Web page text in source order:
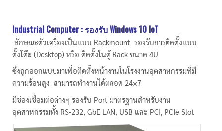
Industrial Computer : รองรับWindows 10 IoT
ลักษณะตัวเครื่องเป็นแบบ Rackmount รองรับการติดตั้งแบบ
ตั้งโต๊ะ (Desktop) หรือ ติดตั้งในตู้ Rack ขนาด 4U
ซึ่งถูกออกแบบมาเพื่อติดตั้งหน้างานในโรงงานอุตสาหกรรมที่มี
ความร้อนสูง สามารถทำงานได้ตลอด 24×7
มีช่องเชื่อมต่อต่างๆ รองรับ Port มาตรฐานสำหรับงาน
อุตสาหกรรมทั้ง RS-232, GbE LAN, USB และ PCI, PCIe Slot